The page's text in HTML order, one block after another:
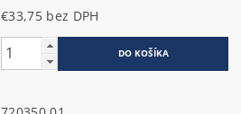
€33,75 bez DPH